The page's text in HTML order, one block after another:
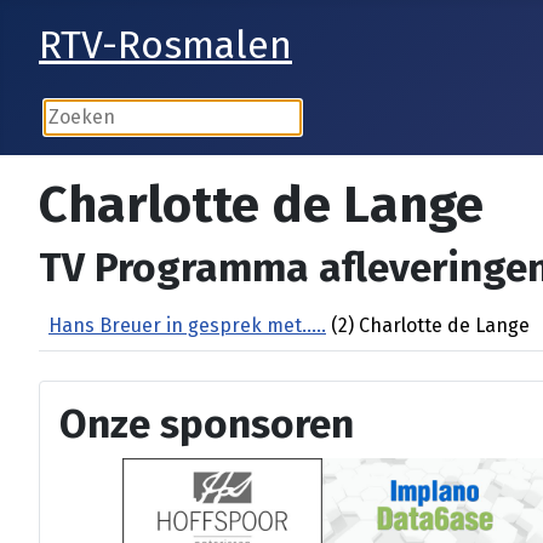
RTV-Rosmalen
Charlotte de Lange
TV Programma
Hans Breuer in gesprek met..... (2) Charlotte de Lange
Onze sponsoren